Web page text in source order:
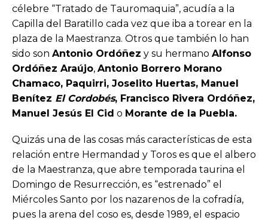
célebre “Tratado de Tauromaquia”, acudía a la
Capilla del Baratillo cada vez que iba a torear en la
plaza de la Maestranza. Otros que también lo han
sido son Antonio Ordóñez y su hermano Alfonso
Ordóñez Araújo, Antonio Borrero Morano
Chamaco, Paquirri, Joselito Huertas, Manuel
Benítez El Cordobés, Francisco Rivera Ordóñez,
Manuel Jesús El Cid o Morante de la Puebla.
Quizás una de las cosas más características de esta
relación entre Hermandad y Toros es que el albero
de la Maestranza, que abre temporada taurina el
Domingo de Resurrección, es “estrenado” el
Miércoles Santo por los nazarenos de la cofradía,
pues la arena del coso es, desde 1989, el espacio